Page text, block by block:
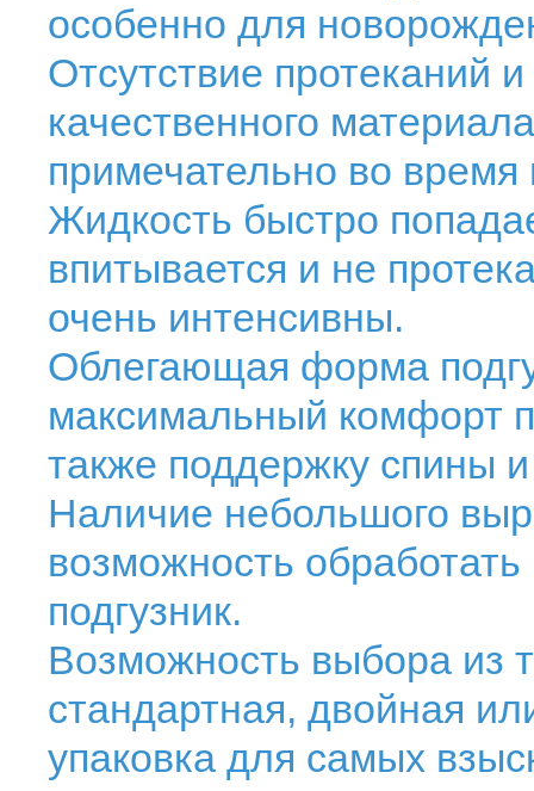
особенно для
Отсутствие протеканий
качественного
примечательно во
Жидкость быстро
впитывается и не
очень интенсивны.
Облегающая форма
максимальный комфорт
также поддержку спины
Наличие небольшого
возможность
подгузник.
Возможность выбора из
стандартная, двойная
упаковка для самых